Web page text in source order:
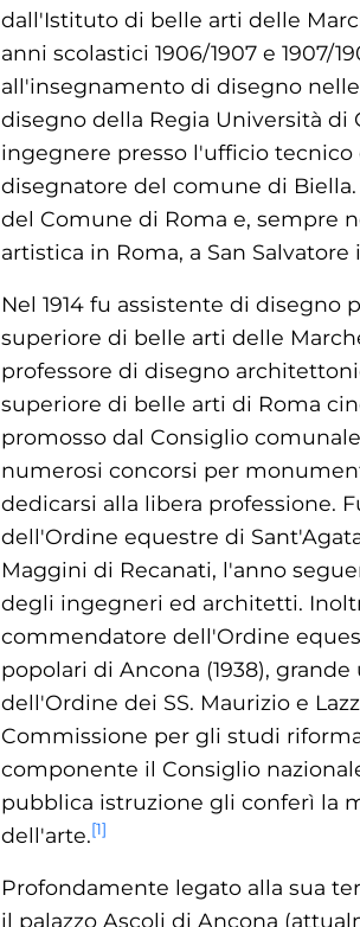
dall'Istituto di belle arti delle
anni scolastici 1906/1907 e 1907/
all'insegnamento di disegno
disegno della Regia Università di
ingegnere presso l'ufficio tecnico
disegnatore del comune di
del Comune di Roma e, sempre
artistica in Roma, a San Salvatore
Nel 1914 fu assistente di
superiore di belle arti delle
professore di disegno
superiore di belle arti di Roma
promosso dal Consiglio
numerosi concorsi per
dedicarsi alla libera professione.
dell'Ordine equestre di
Maggini di Recanati, l'anno
degli ingegneri ed architetti.
commendatore dell'Ordine
popolari di Ancona (1938),
dell'Ordine dei SS. Maurizio e
Commissione per gli studi
componente il Consiglio
pubblica istruzione gli conferì la
dell'arte.[1]
Profondamente legato alla sua
il palazzo Ascoli di Ancona